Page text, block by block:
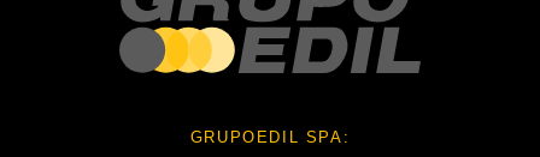
GRUPOEDIL SPA: